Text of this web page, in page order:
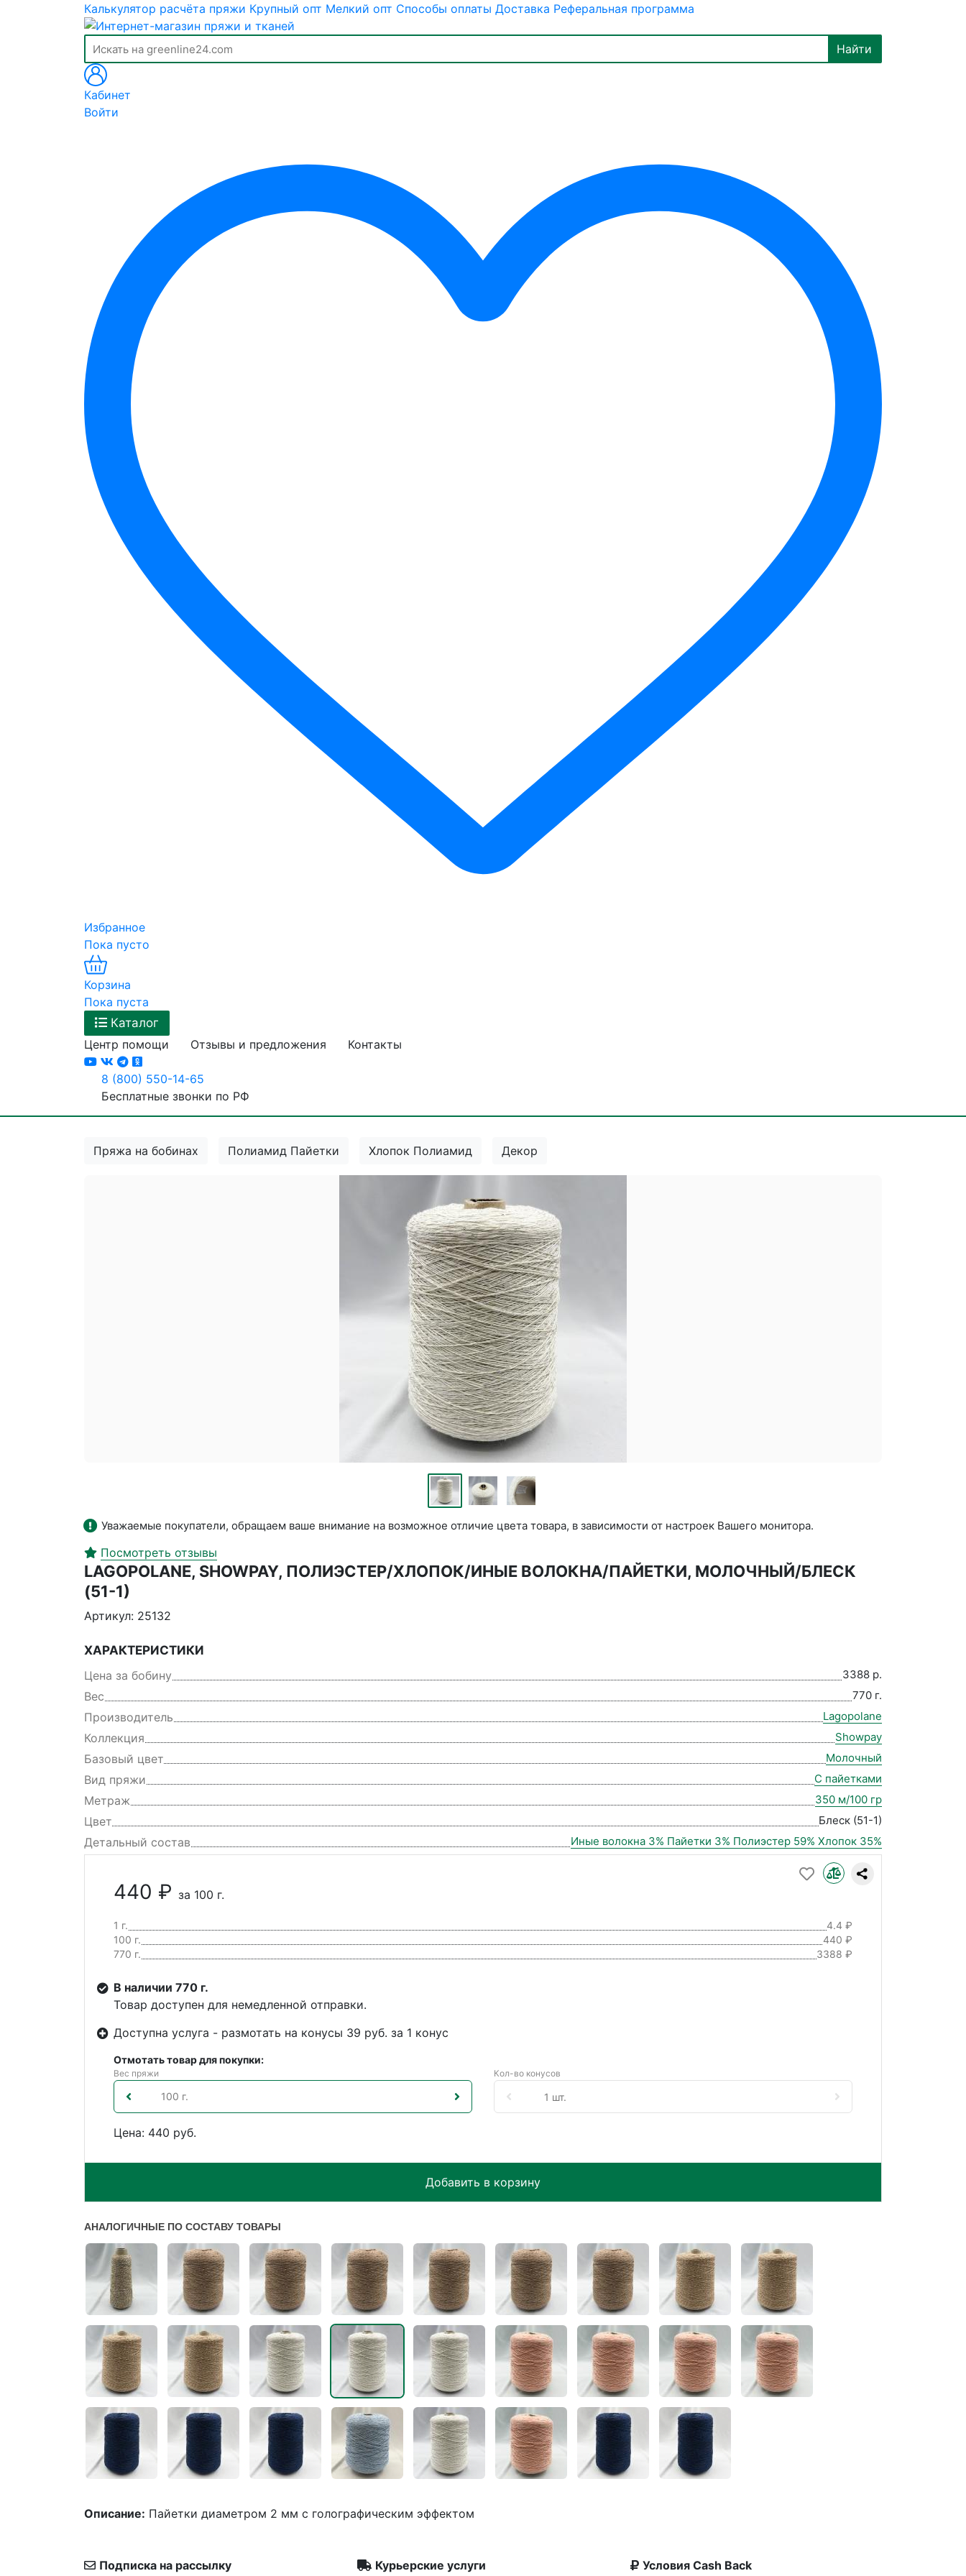
Калькулятор расчёта пряжи Крупный опт Мелкий опт Способы оплаты Доставка Реферальная программа
Кабинет
Войти
Избранное
Пока пусто
Корзина
Пока пуста
Каталог
Центр помощи
Отзывы и предложения Контакты
8 (800) 550-14-65
Бесплатные звонки по РФ
Пряжа на бобинах Полиамид Пайетки Хлопок Полиамид Декор
Уважаемые покупатели, обращаем ваше внимание на возможное отличие цвета товара, в зависимости от настроек Вашего монитора.
Посмотреть отзывы
LAGOPOLANE, SHOWPAY, ПОЛИЭСТЕР/ХЛОПОК/ИНЫЕ ВОЛОКНА/ПАЙЕТКИ, МОЛОЧНЫЙ/БЛЕСК
(51-1)
Артикул: 25132
ХАРАКТЕРИСТИКИ
Цена за бобину
3388 р.
Вес 770 г.
Производитель Lagopolane
Коллекция Showpay
Базовый цвет Молочный
Вид пряжи С пайетками
Метраж 350 м/100 гр
Цвет Блеск (51-1)
Детальный состав Иные волокна 3% Пайетки 3% Полиэстер 59% Хлопок 35%
440 ₽ за 100 г.
1 г.
4.4 ₽
100 г.
440 ₽
770 г.
3388 ₽
В наличии 770 г.
Товар доступен для немедленной отправки.
Доступна услуга - размотать на конусы 39 руб. за 1 конус
Отмотать товар для покупки:
Вес пряжи Кол-во конусов
Цена: 440 руб.
Добавить в корзину
АНАЛОГИЧНЫЕ ПО СОСТАВУ ТОВАРЫ
Описание: Пайетки диаметром 2 мм с голографическим эффектом
Подписка на рассылку
Курьерские услуги
Условия Cash Back